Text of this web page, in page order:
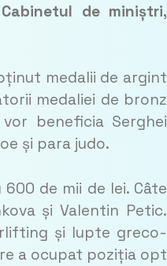
de miniștri,
medalii de argint
medaliei de bronz
beneficia Serghei
și para judo.
de mii de lei. Câte
și Valentin Petic.
și lupte greco-
a ocupat poziția opt